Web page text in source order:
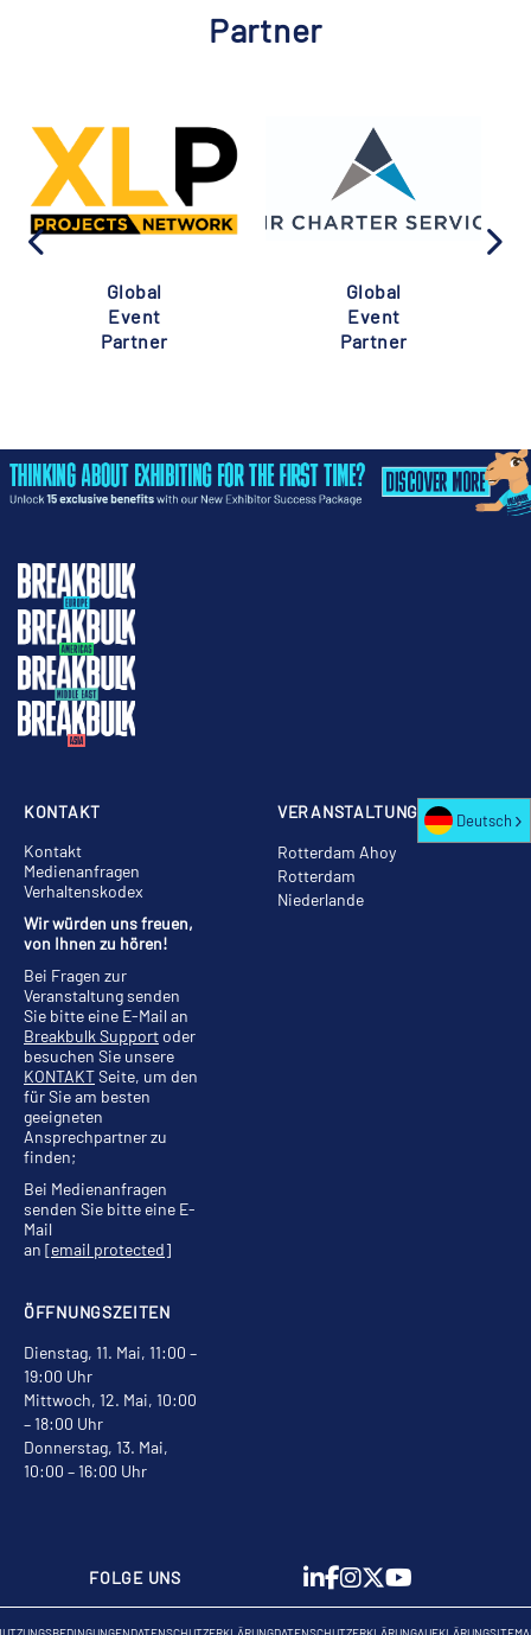
Partner
Global
Event
Partner
Global
Event
Partner
VERANSTALTUNGSORT
Rotterdam Ahoy
Rotterdam
Niederlande
ÖFFNUNGSZEITEN
Dienstag, 11. Mai, 11:00 –
19:00 Uhr
Mittwoch, 12. Mai, 10:00
– 18:00 Uhr
Donnerstag, 13. Mai,
10:00 – 16:00 Uhr
KONTAKT
Kontakt
Medienanfragen
Verhaltenskodex
Wir würden uns freuen,
von Ihnen zu hören!
Bei Fragen zur
Veranstaltung senden
Sie bitte eine E-Mail an
Breakbulk Supportoder
besuchen Sie unsere
KONTAKTSeite, um den
für Sie am besten
geeigneten
Ansprechpartner zu
finden;
Bei Medienanfragen
senden Sie bitte eine E-
Mail
an [email protected]
FOLGE UNS
Deutsch